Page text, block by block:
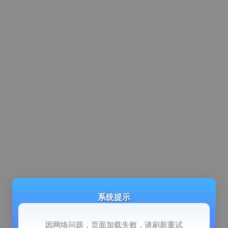
系统提示
因网络问题，页面加载失败，请刷新重试